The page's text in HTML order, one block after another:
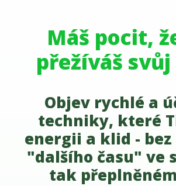
Máš pocit,
přežíváš svůj
Objev rychlé a
techniky, které
energii a klid -
"dalšího času" ve
tak